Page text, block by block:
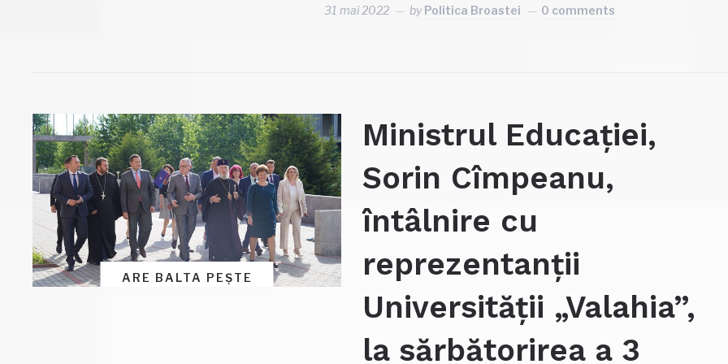
31 mai 2022 byPolitica Broastei 0 comments
ARE BALTA PEȘTE
Ministrul Educației,
Sorin Cîmpeanu,
întâlnire cu
reprezentanții
Universității „Valahia”,
la sărbătorirea a 3